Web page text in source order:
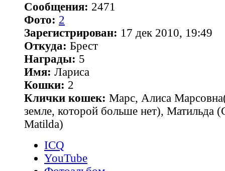
Сообщения: 2471
Фото: 2
Зарегистрирован: 17 дек 2010, 19:49
Откуда: Брест
Награды: 5
Имя: Лариса
Кошки: 2
Клички кошек: Марс, Алиса
земле, которой больше нет), Матильда
Matilda)
ICQ
YouTube